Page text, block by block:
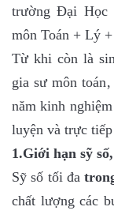
trường Đại Học
môn Toán + Lý
Từ khi còn là
gia sư môn
năm kinh
luyện và trực
1.Giới hạn sỹ
Sỹ số tối đa
chất lượng các